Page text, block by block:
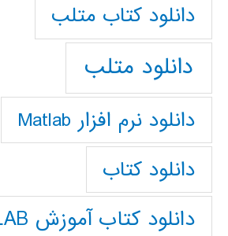
دانلود كتاب متلب
دانلود متلب
دانلود نرم افزار Matlab
دانلود کتاب
دانلود کتاب آموزش MATLAB